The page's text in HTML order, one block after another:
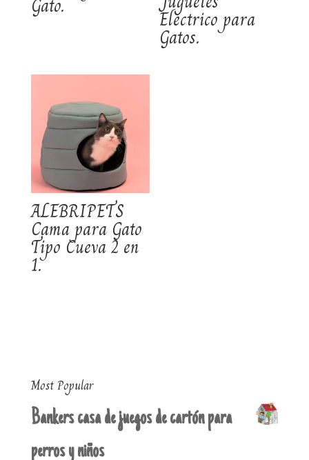
Eléctrico para
Gatos.
ALEBRIPETS
Cama para Gato
Tipo Cueva 2 en
1.
Most Popular
Bankers casa de juegos de cartón para
perros y niños